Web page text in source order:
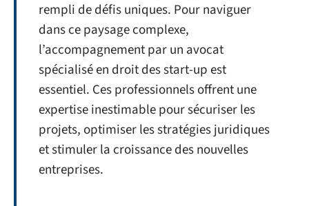
rempli de défis uniques. Pour naviguer
dans ce paysage complexe,
l’accompagnement par un avocat
spécialisé en droit des start-up est
essentiel. Ces professionnels offrent une
expertise inestimable pour sécuriser les
projets, optimiser les stratégies juridiques
et stimuler la croissance des nouvelles
entreprises.